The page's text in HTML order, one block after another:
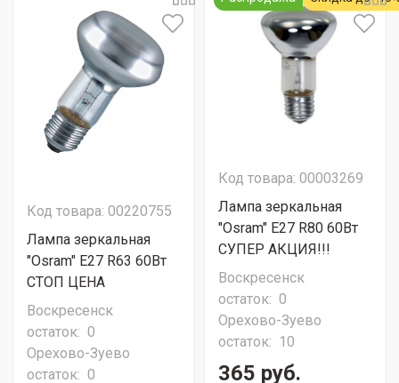
Код товара: 00220755
Лампа зеркальная
"Osram" Е27 R63 60Вт
СТОП ЦЕНА
Воскресенск
остаток: 0
Орехово-Зуево
остаток: 0
Код товара: 00003269
Лампа зеркальная
"Osram" Е27 R80 60Вт
СУПЕР АКЦИЯ!!!
Воскресенск
остаток: 0
Орехово-Зуево
остаток: 10
365 руб.